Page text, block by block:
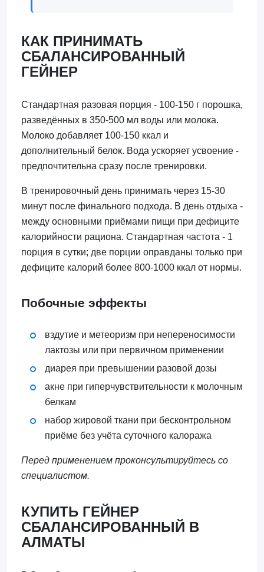
КАК ПРИНИМАТЬ
СБАЛАНСИРОВАННЫЙ
ГЕЙНЕР
Стандартная разовая порция - 100-150 г порошка,
разведённых в 350-500 мл воды или молока.
Молоко добавляет 100-150 ккал и
дополнительный белок. Вода ускоряет усвоение -
предпочтительна сразу после тренировки.
В тренировочный день принимать через 15-30
минут после финального подхода. В день отдыха -
между основными приёмами пищи при дефиците
калорийности рациона. Стандартная частота - 1
порция в сутки; две порции оправданы только при
дефиците калорий более 800-1000 ккал от нормы.
Побочные эффекты
вздутие и метеоризм при непереносимости
лактозы или при первичном применении
диарея при превышении разовой дозы
акне при гиперчувствительности к молочным
белкам
набор жировой ткани при бесконтрольном
приёме без учёта суточного калоража
Перед применением проконсультируйтесь со
специалистом.
КУПИТЬ ГЕЙНЕР
СБАЛАНСИРОВАННЫЙ В
АЛМАТЫ